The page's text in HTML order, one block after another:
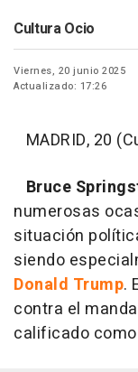
Cultura Ocio
Viernes, 20 junio 2025
Actualizado: 17:26
MADRID, 20
Bruce
numerosas
situación
siendo
Donald Trump.
contra el
calificado como